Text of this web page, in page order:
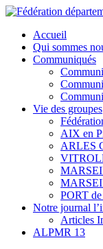
Skip
content
Fédération
Membre de la
maitre
Accueil
Qui sommes
Communiqués
Vie des groupes
AIX en
ARLES
PORT
Notre journal
Articles
ALPMR 13